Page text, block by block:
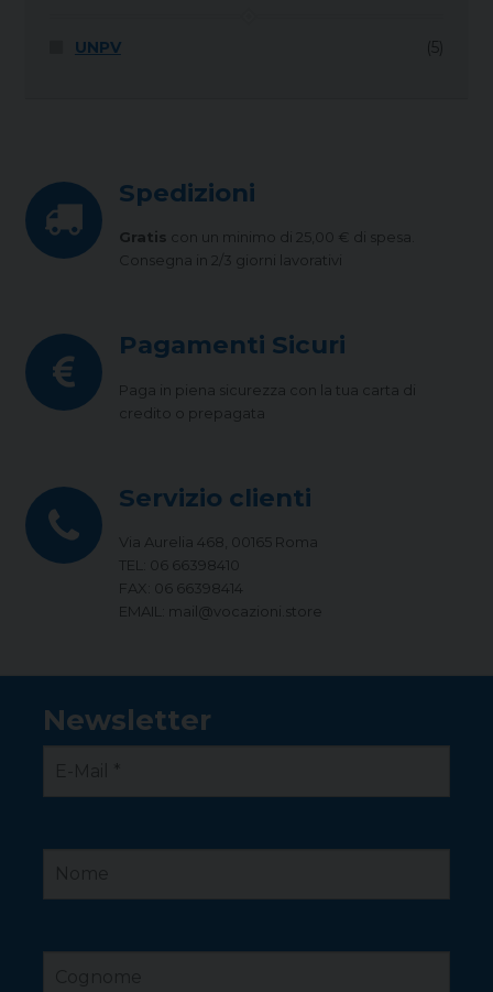
UNPV (5)
Spedizioni
Gratis con un minimo di 25,00 € di spesa.
Consegna in 2/3 giorni lavorativi
Pagamenti Sicuri
Paga in piena sicurezza con la tua carta di
credito o prepagata
Servizio clienti
Via Aurelia 468, 00165 Roma
TEL: 06 66398410
FAX: 06 66398414
EMAIL: mail@vocazioni.store
Newsletter